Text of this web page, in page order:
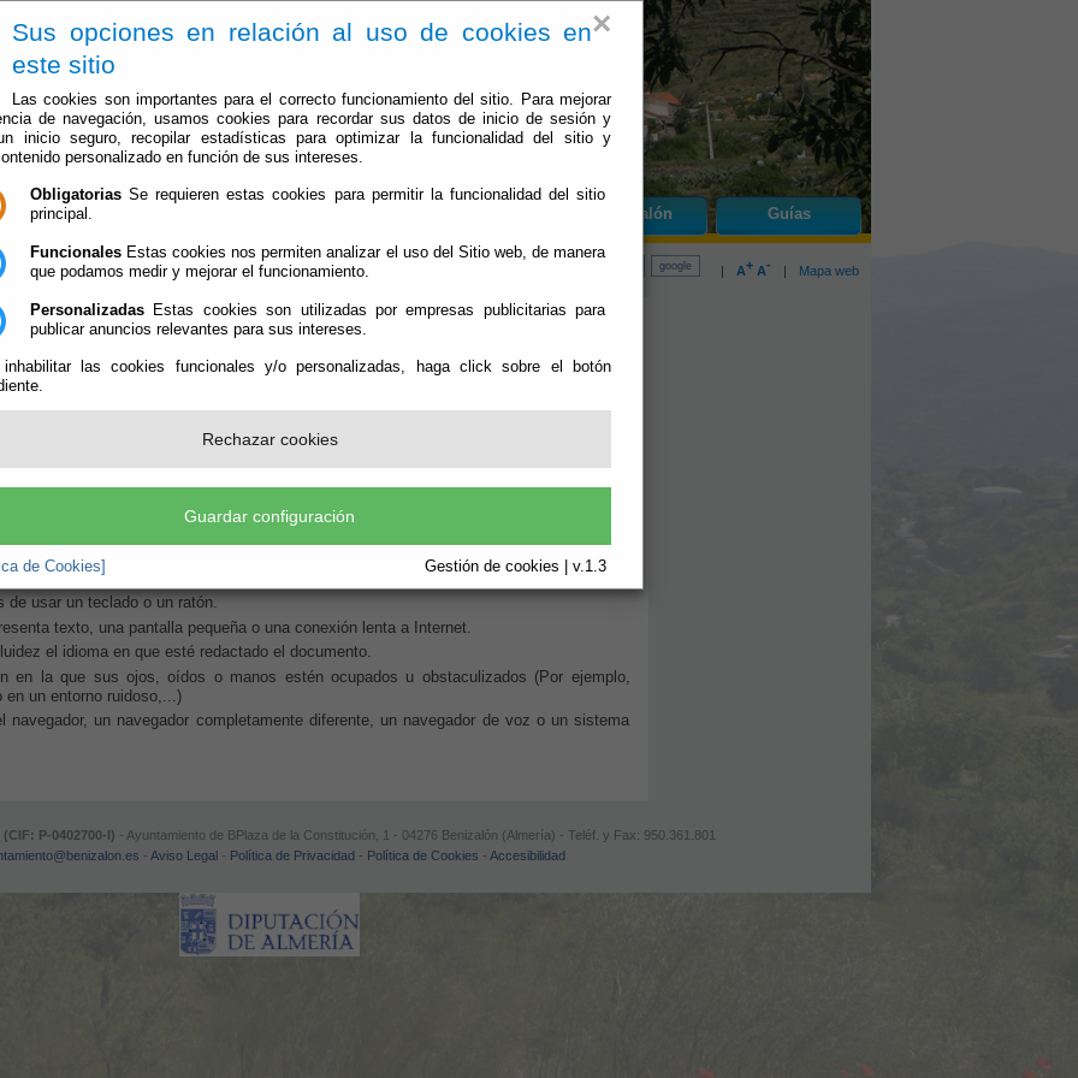
×
Sus opciones en relación al uso de cookies en
este sitio
Las cookies son importantes para el correcto funcionamiento del sitio. Para mejorar
de navegación, usamos cookies para recordar sus datos de inicio de sesión y
inicio seguro, recopilar estadísticas para optimizar la funcionalidad del sitio y
personalizado en función de sus intereses.
Obligatorias Se requieren estas cookies para permitir la funcionalidad del sitio
principal.
Funcionales Estas cookies nos permiten analizar el uso del Sitio web, de manera
que podamos medir y mejorar el funcionamiento.
Personalizadas Estas cookies son utilizadas por empresas publicitarias para
publicar anuncios relevantes para sus intereses.
las cookies funcionales y/o personalizadas, haga click sobre el botón
Rechazar cookies
Guardar configuración
de Cookies] Gestión de cookies | v.1.3
Benizalón Guías
| A+ A- | Mapa web
se encuentra la normativa que emana del World Wide Web Consortium en cuanto a
a salvaguardar y asegurar la accesibilidad de los contenidos de la web.
Accessibility Guidelines datan de mayo de 1999 y de su aplicación más o menos
de los documentos del sitio web. El propio
con los problemas de accesibilidad relacionados con el diseño de páginas Web,
estar operando en contextos muy diferentes al suyo propio:
moverse o pueden no ser capaces de procesar algunos tipos de información
de un texto.
de usar un teclado o un ratón.
texto, una pantalla pequeña o una conexión lenta a Internet.
el idioma en que esté redactado el documento.
en la que sus ojos, oídos o manos estén ocupados u obstaculizados (Por ejemplo,
en un entorno ruidoso,...)
navegador, un navegador completamente diferente, un navegador de voz o un sistema
P-0402700-I) - Ayuntamiento de BPlaza de la Constitución, 1 - 04276 Benizalón (Almería) - Teléf. y Fax: 950.361.801
- Aviso Legal - Política de Privacidad - Política de Cookies - Accesibilidad